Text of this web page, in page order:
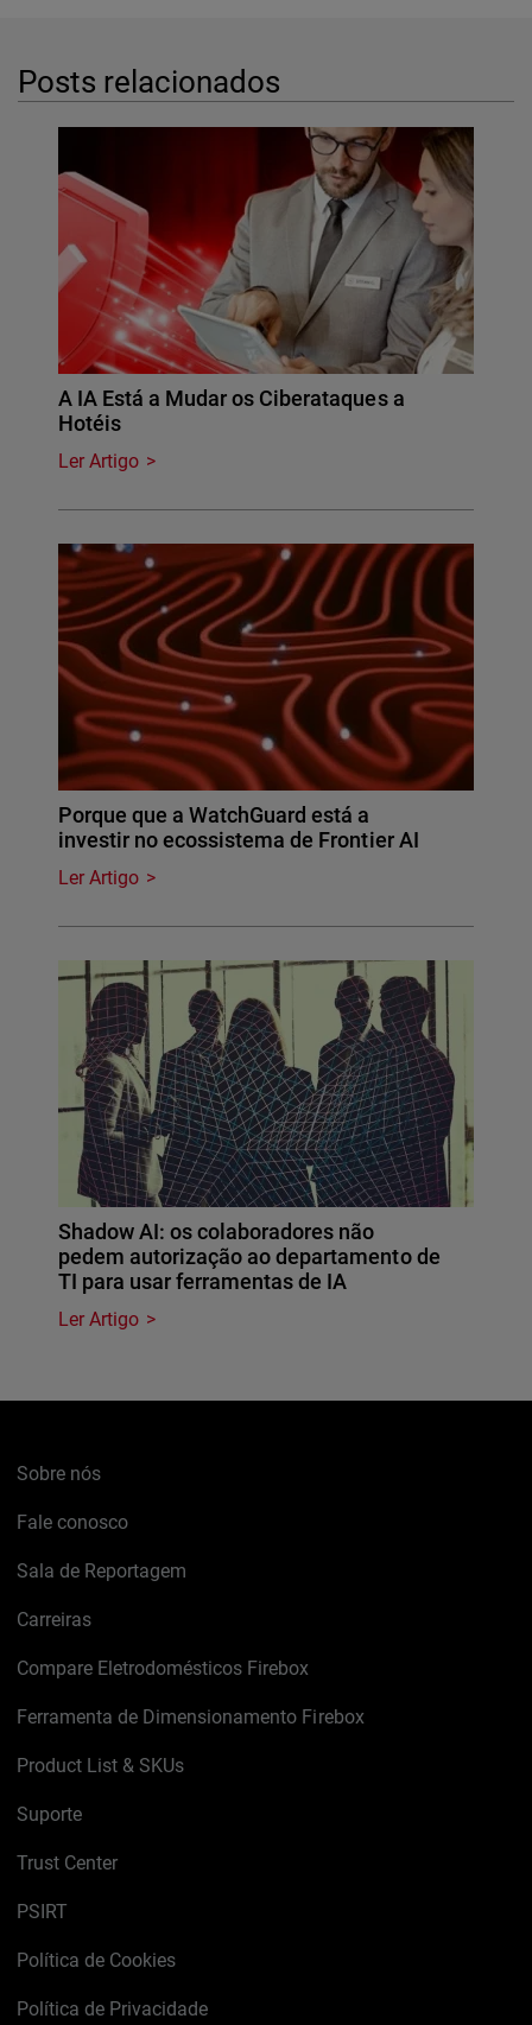
Posts relacionados
A IA Está a Mudar os Ciberataques a
Hotéis
Ler Artigo
Porque que a WatchGuard está a
investir no ecossistema de Frontier AI
Ler Artigo
Shadow AI: os colaboradores não
pedem autorização ao departamento de
TI para usar ferramentas de IA
Ler Artigo
Sobre nós
Fale conosco
Sala de Reportagem
Carreiras
Compare Eletrodomésticos Firebox
Ferramenta de Dimensionamento Firebox
Product List & SKUs
Suporte
Trust Center
PSIRT
Política de Cookies
Política de Privacidade